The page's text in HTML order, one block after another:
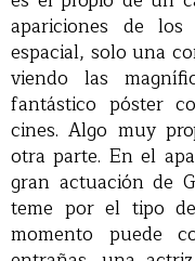
apariciones de
espacial, solo una
viendo las
fantástico póster
cines. Algo muy
otra parte. En el
gran actuación de
teme por el tipo
momento puede